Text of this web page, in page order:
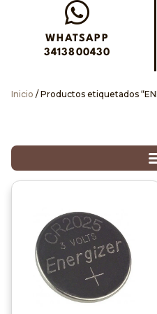
Envianos
WHATSAPP
3413800430
Inicio / Productos etiquetados